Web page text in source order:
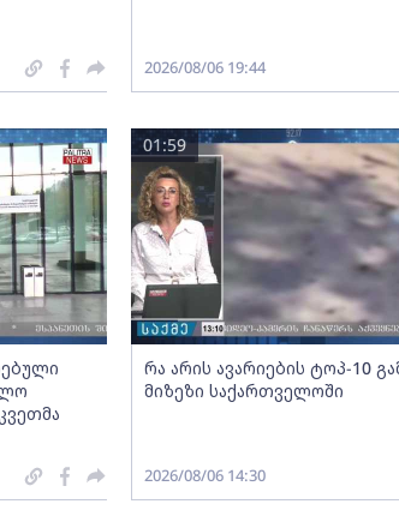
2026/08/06 19:44
რა არის ავარიების ტოპ-10
მიზეზი საქართველოში
01:59
2026/08/06 14:30